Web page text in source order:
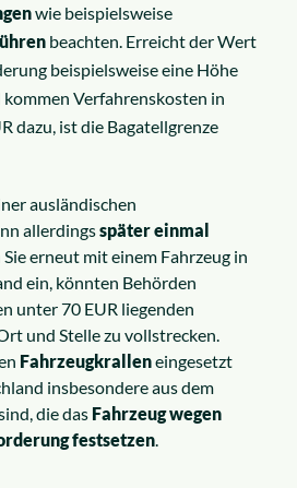
wie beispielsweise
beachten. Erreicht der Wert
beispielsweise eine Höhe
kommen Verfahrenskosten in
dazu, ist die Bagatellgrenze
ausländischen
allerdingsspäter einmal
Sie erneut mit einem Fahrzeug in
ein, könnten Behörden
unter 70 EUR liegenden
und Stelle zu vollstrecken.
Fahrzeugkralleneingesetzt
insbesondere aus dem
die das Fahrzeug wegen
festsetzen